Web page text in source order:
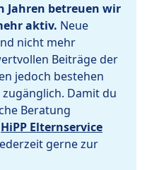
Jahren betreuen wir
aktiv. Neue
nicht mehr
Beiträge der
jedoch bestehen
Damit du
Beratung
HiPP Elternservice
gerne zur